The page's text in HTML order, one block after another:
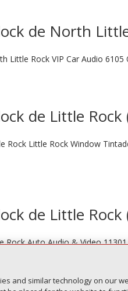
de North
Little Rock VIP Car Audio
de Little Rock
Rock Little Rock Window
de Little
Rock Auto Audio & Video
and similar technology on our